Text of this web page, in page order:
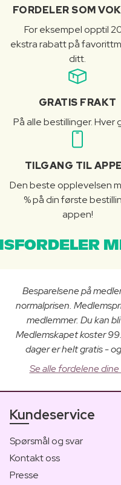
FORDELER SOM
For eksempel opptil
ekstra rabatt på
ditt.
GRATIS FRAKT
På alle bestillinger. Hver
TILGANG TIL
Den beste opplevelsen
% på din første
appen!
Besparelsene på
normalprisen.
medlemmer. Du kan
Medlemskapet koster
dager er helt gratis -
Se alle fordelene
Kundeservice
Spørsmål og svar
Kontakt oss
Presse